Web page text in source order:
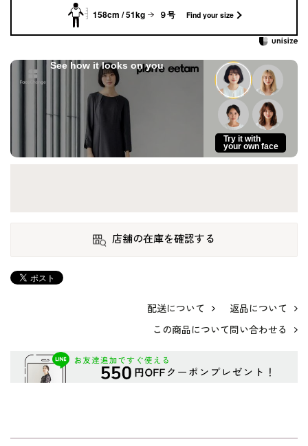
158cm / 51kg ９号 Find your size
See how it looks on you
Try it with
your own face
店舗の在庫を確認する
配送について
返品について
この商品について問い合わせる